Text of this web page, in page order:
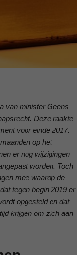
van minister Geens
Deze raakte
voor einde 2017.
op het
er nog wijzigingen
worden. Toch
mee waarop de
tegen begin 2019 er
opgesteld en dat
krijgen om zich aan